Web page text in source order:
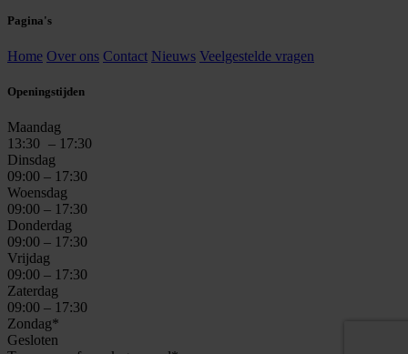
Pagina's
Home Over ons Contact Nieuws Veelgestelde vragen
Openingstijden
Maandag
13:30 – 17:30
Dinsdag
09:00 – 17:30
Woensdag
09:00 – 17:30
Donderdag
09:00 – 17:30
Vrijdag
09:00 – 17:30
Zaterdag
09:00 – 17:30
Zondag*
Gesloten